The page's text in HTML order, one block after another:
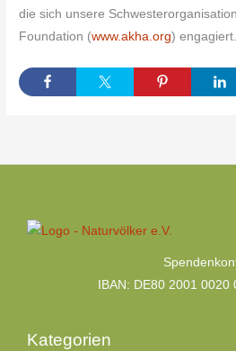
die sich unsere
Foundation (www.akha.org) engagiert.
IBAN: DE80 2001 0020
Kategorien